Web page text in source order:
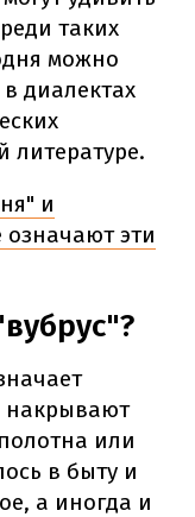
таких
можно
диалектах
литературе.
и
означают эти
накрывают
или
в быту и
а иногда и